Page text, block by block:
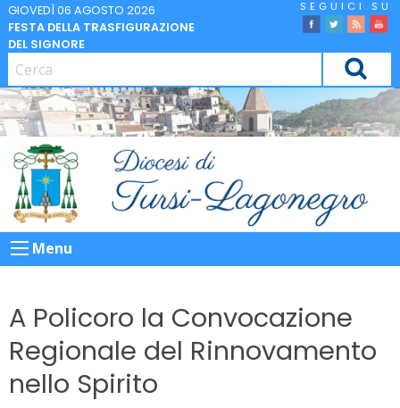
Skip
to
content
GIOVEDÌ 06 AGOSTO 2026
FESTA DELLA TRASFIGURAZIONE
DEL SIGNORE
facebook
Twitter
Feed
CERCA
Menu
A Policoro la Convocazione
Regionale del Rinnovamento
nello Spirito